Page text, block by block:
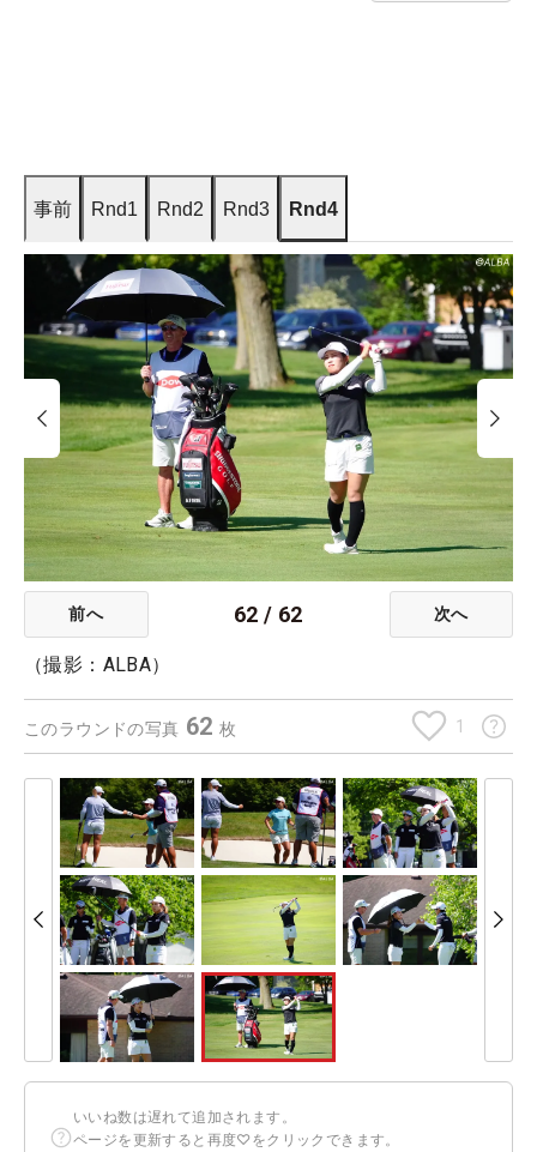
事前 Rnd1 Rnd2 Rnd3 Rnd4
前へ 62 / 62 次へ
（撮影：ALBA）
このラウンドの写真 62枚 1
いいね数は遅れて追加されます。
ページを更新すると再度♡をクリックできます。